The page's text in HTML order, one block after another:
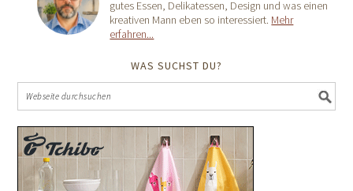
gutes Essen, Delikatessen, Design und was einen
kreativen Mann eben so interessiert. Mehr
erfahren...
WAS SUCHST DU?